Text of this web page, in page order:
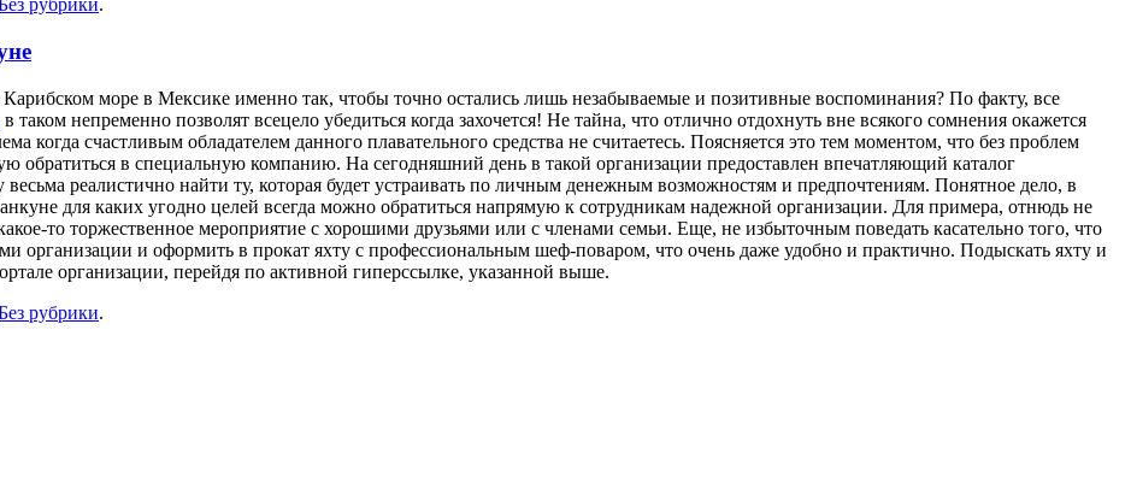
рубрики.
море в Мексике именно так, чтобы точно остались лишь незабываемые и позитивные воспоминания? По факту, все
в таком непременно позволят всецело убедиться когда захочется! Не тайна, что отлично отдохнуть вне всякого сомнения окажется
когда счастливым обладателем данного плавательного средства не считаетесь. Поясняется это тем моментом, что без проблем
обратиться в специальную компанию. На сегодняшний день в такой организации предоставлен впечатляющий каталог
реалистично найти ту, которая будет устраивать по личным денежным возможностям и предпочтениям. Понятное дело, в
для каких угодно целей всегда можно обратиться напрямую к сотрудникам надежной организации. Для примера, отнюдь не
то торжественное мероприятие с хорошими друзьями или с членами семьи. Еще, не избыточным поведать касательно того, что
организации и оформить в прокат яхту с профессиональным шеф-поваром, что очень даже удобно и практично. Подыскать яхту и
организации, перейдя по активной гиперссылке, указанной выше.
рубрики.